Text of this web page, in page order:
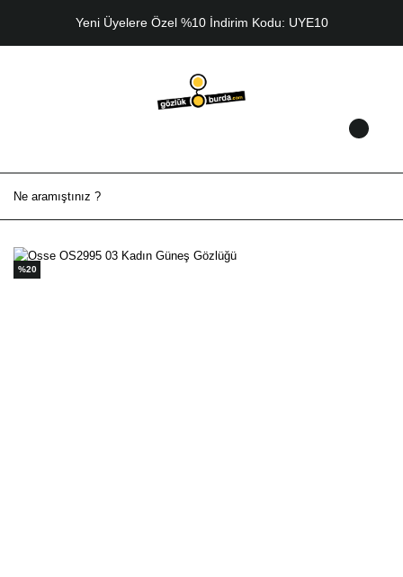
Yeni Üyelere Özel %10 İndirim Kodu: UYE10
%20